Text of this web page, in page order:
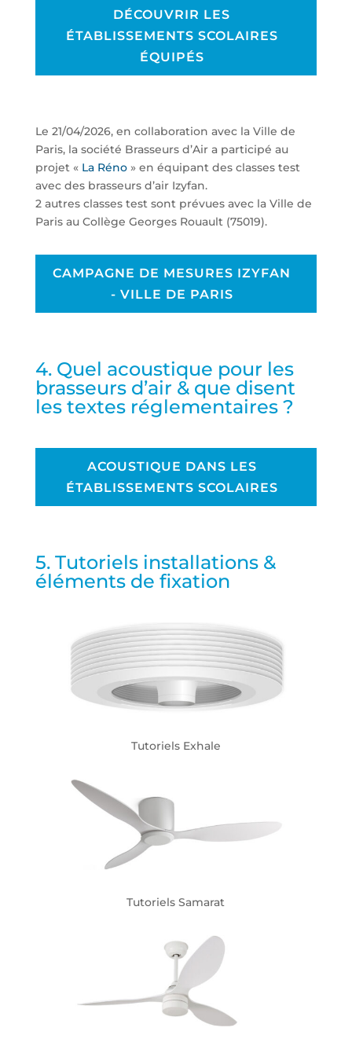
DÉCOUVRIR LES
ÉTABLISSEMENTS SCOLAIRES
ÉQUIPÉS
Le 21/04/2026, en collaboration avec la Ville de
Paris, la société Brasseurs d’Air a participé au
projet « La Réno» en équipant des classes test
avec des brasseurs d’air Izyfan.
2 autres classes test sont prévues avec la Ville de
Paris au Collège Georges Rouault (75019).
CAMPAGNE DE MESURES IZYFAN
- VILLE DE PARIS
4. Quel acoustique pour les
brasseurs d’air & que disent
les textes réglementaires ?
ACOUSTIQUE DANS LES
ÉTABLISSEMENTS SCOLAIRES
5. Tutoriels installations &
éléments de fixation
Tutoriels Exhale
Tutoriels Samarat